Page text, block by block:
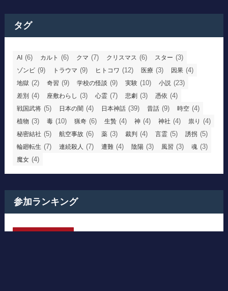
タグ
AI (6) カルト (6) クマ (7) クリスマス (6) スター (3)
ゾンビ (9) トラウマ (9) ヒトコワ (12) 医療 (3) 因果 (4)
地獄 (2) 奇習 (9) 学校の怪談 (9) 実験 (10) 小説 (23)
差別 (4) 座敷わらし (3) 心霊 (7) 悲劇 (3) 憑依 (4)
戦国武将 (5) 日本の闇 (4) 日本神話 (39) 昔話 (9) 時空 (4)
植物 (3) 毒 (10) 猟奇 (6) 生贄 (4) 神 (4) 神社 (4) 祟り (4)
秘密結社 (5) 航空事故 (6) 薬 (3) 裁判 (4) 言霊 (5) 誘拐 (5)
輪廻転生 (7) 連続殺人 (7) 遭難 (4) 陰陽 (3) 風習 (3) 魂 (3)
魔女 (4)
参加ランキング